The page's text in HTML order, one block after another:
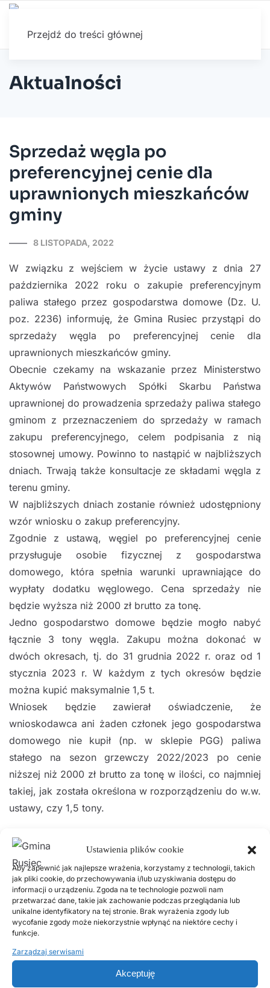
Ustawienia plików cookie
Aby zapewnić jak najlepsze wrażenia, korzystamy z technologii, takich
jak pliki cookie, do przechowywania i/lub uzyskiwania dostępu do
informacji o urządzeniu. Zgoda na te technologie pozwoli nam
przetwarzać dane, takie jak zachowanie podczas przeglądania lub
unikalne identyfikatory na tej stronie. Brak wyrażenia zgody lub
wycofanie zgody może niekorzystnie wpłynąć na niektóre cechy i
funkcje.
Zarządzaj serwisami
Akceptuję
Przejdź do treści głównej
Aktualności
Sprzedaż węgla po
preferencyjnej cenie dla
uprawnionych mieszkańców
gminy
8 LISTOPADA, 2022
W związku z wejściem w życie ustawy z dnia 27
października 2022 roku o zakupie preferencyjnym
paliwa stałego przez gospodarstwa domowe (Dz. U.
poz. 2236) informuję, że Gmina Rusiec przystąpi do
sprzedaży węgla po preferencyjnej cenie dla
uprawnionych mieszkańców gminy.
Obecnie czekamy na wskazanie przez Ministerstwo
Aktywów Państwowych Spółki Skarbu Państwa
uprawnionej do prowadzenia sprzedaży paliwa stałego
gminom z przeznaczeniem do sprzedaży w ramach
zakupu preferencyjnego, celem podpisania z nią
stosownej umowy. Powinno to nastąpić w najbliższych
dniach. Trwają także konsultacje ze składami węgla z
terenu gminy.
W najbliższych dniach zostanie również udostępniony
wzór wniosku o zakup preferencyjny.
Zgodnie z ustawą, węgiel po preferencyjnej cenie
przysługuje osobie fizycznej z gospodarstwa
domowego, która spełnia warunki uprawniające do
wypłaty dodatku węglowego. Cena sprzedaży nie
będzie wyższa niż 2000 zł brutto za tonę.
Jedno gospodarstwo domowe będzie mogło nabyć
łącznie 3 tony węgla. Zakupu można dokonać w
dwóch okresach, tj. do 31 grudnia 2022 r. oraz od 1
stycznia 2023 r. W każdym z tych okresów będzie
można kupić maksymalnie 1,5 t.
Wniosek będzie zawierał oświadczenie, że
wnioskodawca ani żaden członek jego gospodarstwa
domowego nie kupił (np. w sklepie PGG) paliwa
stałego na sezon grzewczy 2022/2023 po cenie
niższej niż 2000 zł brutto za tonę w ilości, co najmniej
takiej, jak została określona w rozporządzeniu do w.w.
ustawy, czy 1,5 tony.
Z poważaniem
Damian Szczytowski
Wójt Gminy Rusiec